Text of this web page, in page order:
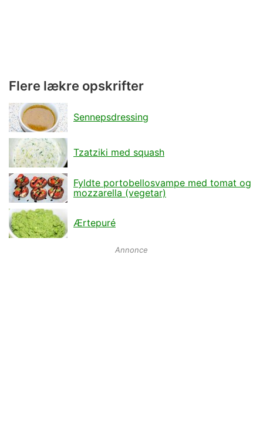
Flere lækre opskrifter
Sennepsdressing
Tzatziki med squash
Fyldte portobellosvampe med tomat og
mozzarella (vegetar)
Ærtepuré
Annonce